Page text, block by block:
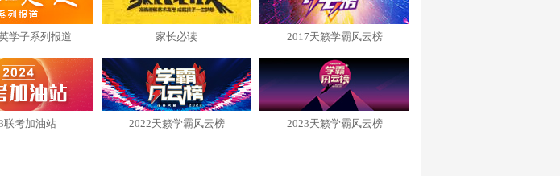
学子系列报道 家长必读 2017天籁学霸风云榜
联考加油站 2022天籁学霸风云榜 2023天籁学霸风云榜